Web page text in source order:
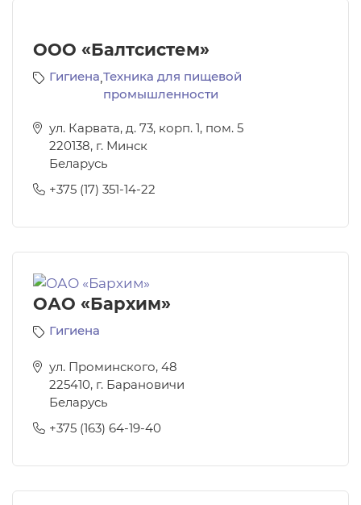
ООО «Балтсистем»
Гигиена,Техника для пищевой
промышленности
ул. Карвата, д. 73, корп. 1, пом. 5
220138, г. Минск
Беларусь
+375 (17) 351-14-22
ОАО «Бархим»
Гигиена
ул. Проминского, 48
225410, г. Барановичи
Беларусь
+375 (163) 64-19-40